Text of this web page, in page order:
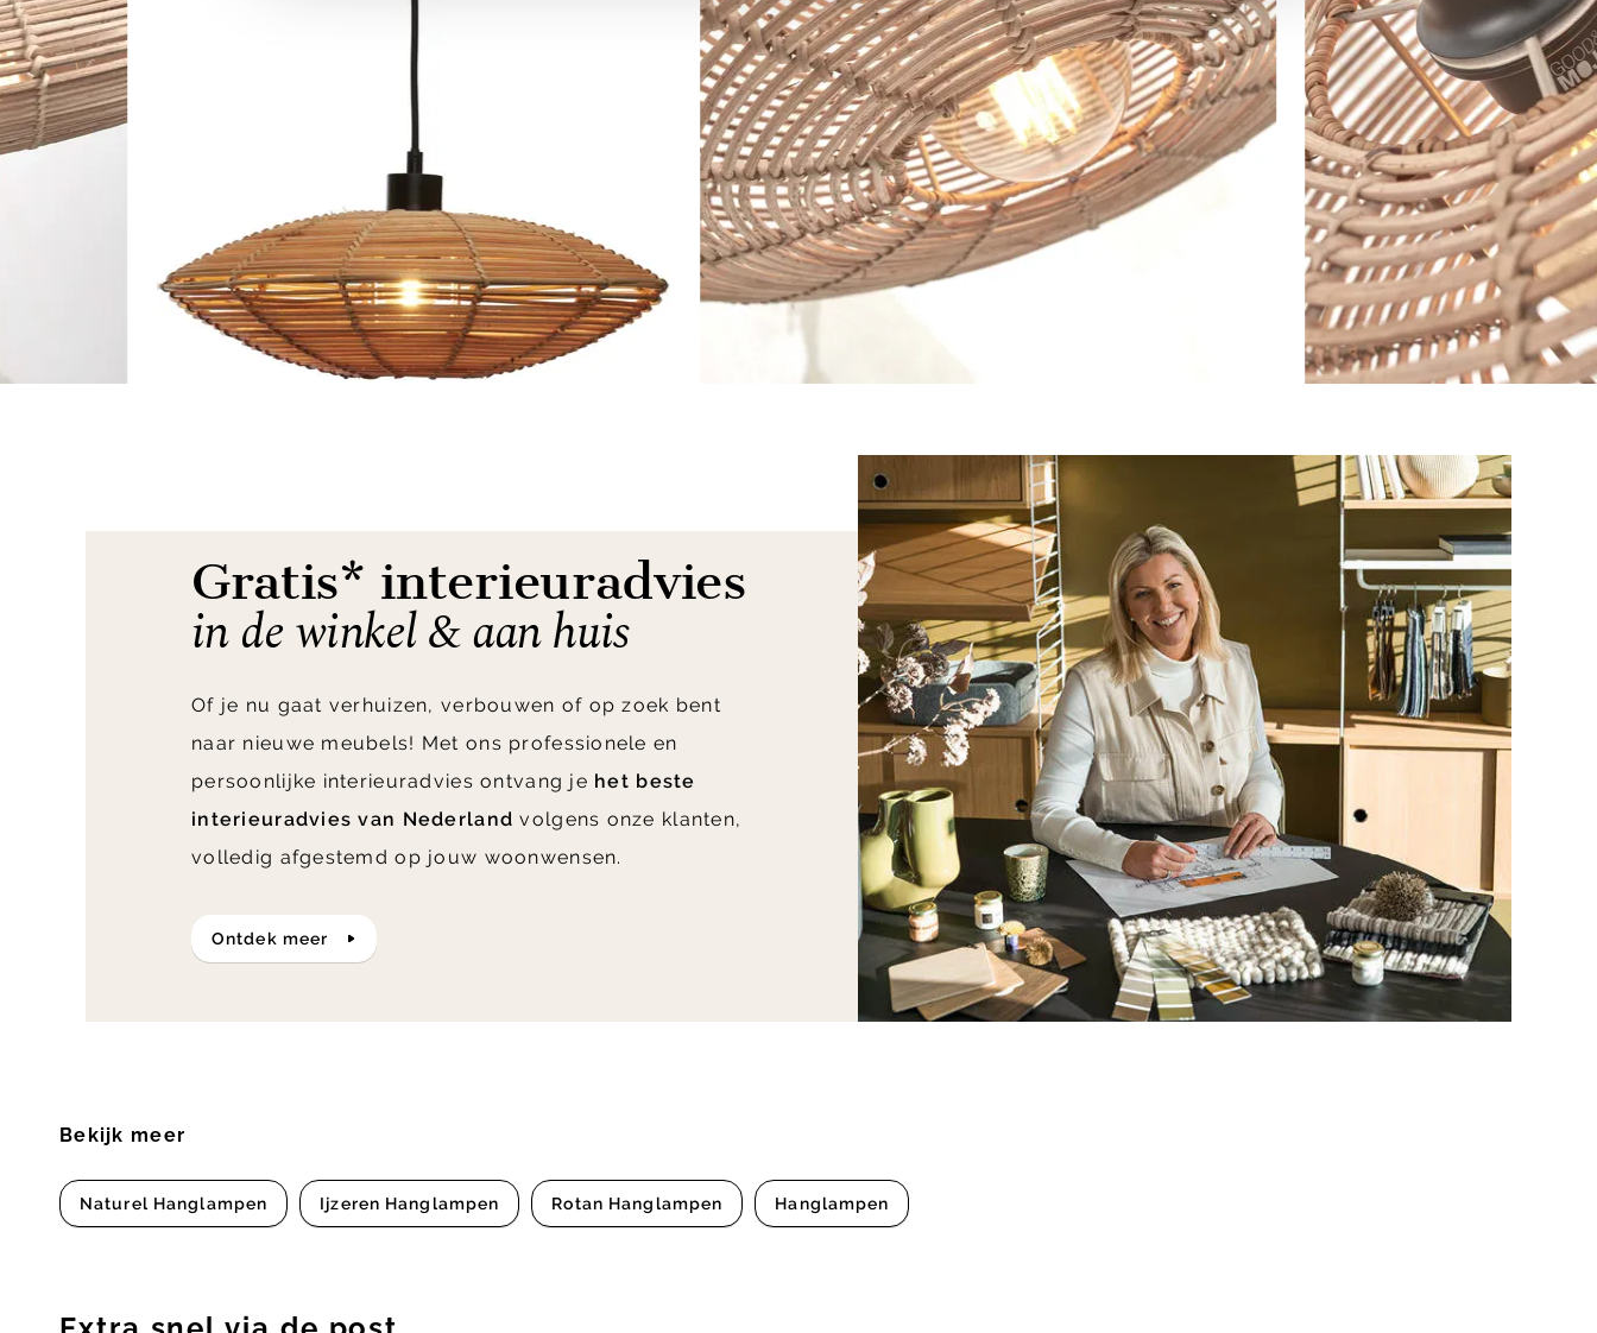
Gratis* interieuradvies
in de winkel & aan huis
Of je nu gaat verhuizen, verbouwen of op zoek bent
naar nieuwe meubels! Met ons professionele en
persoonlijke interieuradvies ontvang je het beste
interieuradvies van Nederland volgens onze klanten,
volledig afgestemd op jouw woonwensen.
ontdek meer
Bekijk meer
Naturel Hanglampen Ijzeren Hanglampen Rotan Hanglampen Hanglampen